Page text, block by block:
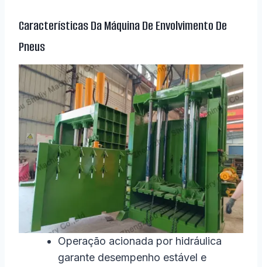
Características Da Máquina De Envolvimento De
Pneus
Operação acionada por hidráulica
garante desempenho estável e